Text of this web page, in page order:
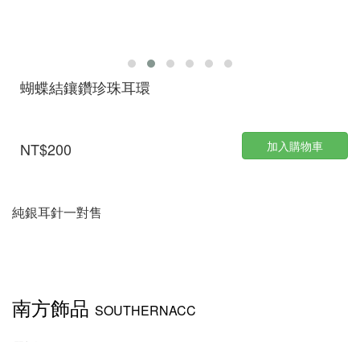
蝴蝶結鑲鑽珍珠耳環
NT$200 加入購物車
純銀耳針一對售
南方飾品 SOUTHERNACC